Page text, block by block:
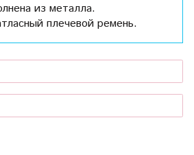
из металла.
плечевой ремень.